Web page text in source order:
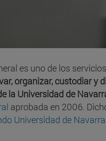
es uno de los
organizar, custodiar
la Universidad de
aprobada en 2006.
Universidad de Navarra